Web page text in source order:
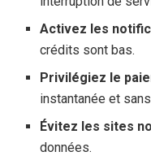
Activez les
crédits sont bas.
Privilégiez le
instantanée et
Évitez les sites
données.